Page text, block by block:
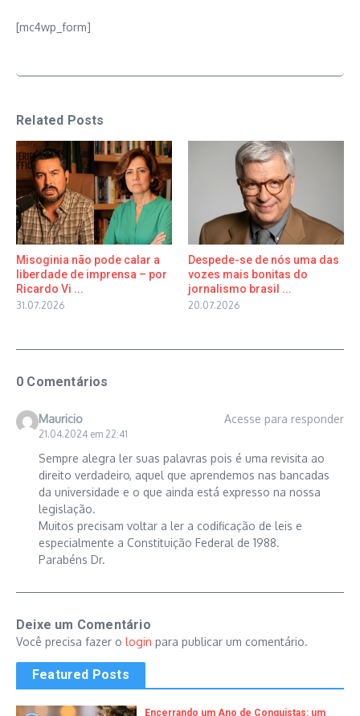
[mc4wp_form]
Related Posts
Misoginia não pode calar a
liberdade de imprensa – por
Ricardo Vi ...
31.07.2026
Despede-se de nós uma das
vozes mais bonitas do
jornalismo brasil ...
20.07.2026
0 Comentários
Mauricio
21.04.2024 em 22:41
Acesse para responder
Sempre alegra ler suas palavras pois é uma revisita ao
direito verdadeiro, aquel que aprendemos nas bancadas
da universidade e o que ainda está expresso na nossa
legislação.
Muitos precisam voltar a ler a codificação de leis e
especialmente a Constituição Federal de 1988.
Parabéns Dr.
Deixe um Comentário
Você precisa fazer o login para publicar um comentário.
Featured Posts
Encerrando um Ano de Conquistas: um